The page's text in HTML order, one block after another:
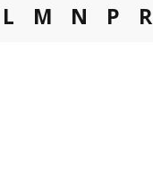
L M N P R